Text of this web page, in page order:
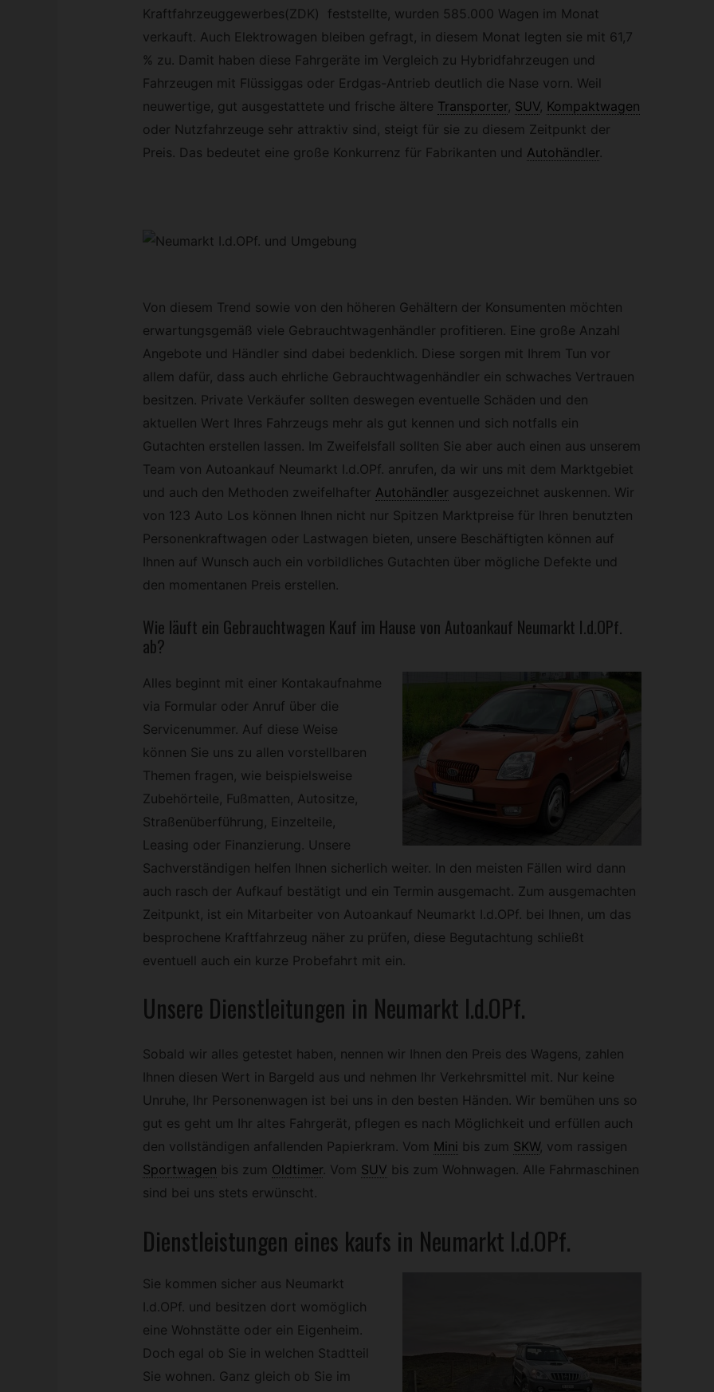
Kraftfahrzeuggewerbes(ZDK) feststellte, wurden 585.000 Wagen im Monat
verkauft. Auch Elektrowagen bleiben gefragt, in diesem Monat legten sie mit 61,7
% zu. Damit haben diese Fahrgeräte im Vergleich zu Hybridfahrzeugen und
Fahrzeugen mit Flüssiggas oder Erdgas-Antrieb deutlich die Nase vorn. Weil
neuwertige, gut ausgestattete und frische ältere Transporter, SUV, Kompaktwagen
oder Nutzfahrzeuge sehr attraktiv sind, steigt für sie zu diesem Zeitpunkt der
Preis. Das bedeutet eine große Konkurrenz für Fabrikanten und Autohändler.
Von diesem Trend sowie von den höheren Gehältern der Konsumenten möchten
erwartungsgemäß viele Gebrauchtwagenhändler profitieren. Eine große Anzahl
Angebote und Händler sind dabei bedenklich. Diese sorgen mit Ihrem Tun vor
allem dafür, dass auch ehrliche Gebrauchtwagenhändler ein schwaches Vertrauen
besitzen. Private Verkäufer sollten deswegen eventuelle Schäden und den
aktuellen Wert Ihres Fahrzeugs mehr als gut kennen und sich notfalls ein
Gutachten erstellen lassen. Im Zweifelsfall sollten Sie aber auch einen aus unserem
Team von Autoankauf Neumarkt I.d.OPf. anrufen, da wir uns mit dem Marktgebiet
und auch den Methoden zweifelhafter Autohändler ausgezeichnet auskennen. Wir
von 123 Auto Los können Ihnen nicht nur Spitzen Marktpreise für Ihren benutzten
Personenkraftwagen oder Lastwagen bieten, unsere Beschäftigten können auf
Ihnen auf Wunsch auch ein vorbildliches Gutachten über mögliche Defekte und
den momentanen Preis erstellen.
Wie läuft ein Gebrauchtwagen Kauf im Hause von Autoankauf Neumarkt I.d.OPf.
ab?
Alles beginnt mit einer Kontakaufnahme
via Formular oder Anruf über die
Servicenummer. Auf diese Weise
können Sie uns zu allen vorstellbaren
Themen fragen, wie beispielsweise
Zubehörteile, Fußmatten, Autositze,
Straßenüberführung, Einzelteile,
Leasing oder Finanzierung. Unsere
Sachverständigen helfen Ihnen sicherlich weiter. In den meisten Fällen wird dann
auch rasch der Aufkauf bestätigt und ein Termin ausgemacht. Zum ausgemachten
Zeitpunkt, ist ein Mitarbeiter von Autoankauf Neumarkt I.d.OPf. bei Ihnen, um das
besprochene Kraftfahrzeug näher zu prüfen, diese Begutachtung schließt
eventuell auch ein kurze Probefahrt mit ein.
Unsere Dienstleitungen in Neumarkt I.d.OPf.
Sobald wir alles getestet haben, nennen wir Ihnen den Preis des Wagens, zahlen
Ihnen diesen Wert in Bargeld aus und nehmen Ihr Verkehrsmittel mit. Nur keine
Unruhe, Ihr Personenwagen ist bei uns in den besten Händen. Wir bemühen uns so
gut es geht um Ihr altes Fahrgerät, pflegen es nach Möglichkeit und erfüllen auch
den vollständigen anfallenden Papierkram. Vom Mini bis zum SKW, vom rassigen
Sportwagen bis zum Oldtimer. Vom SUV bis zum Wohnwagen. Alle Fahrmaschinen
sind bei uns stets erwünscht.
Dienstleistungen eines kaufs in Neumarkt I.d.OPf.
Sie kommen sicher aus Neumarkt
I.d.OPf. und besitzen dort womöglich
eine Wohnstätte oder ein Eigenheim.
Doch egal ob Sie in welchen Stadtteil
Sie wohnen. Ganz gleich ob Sie im